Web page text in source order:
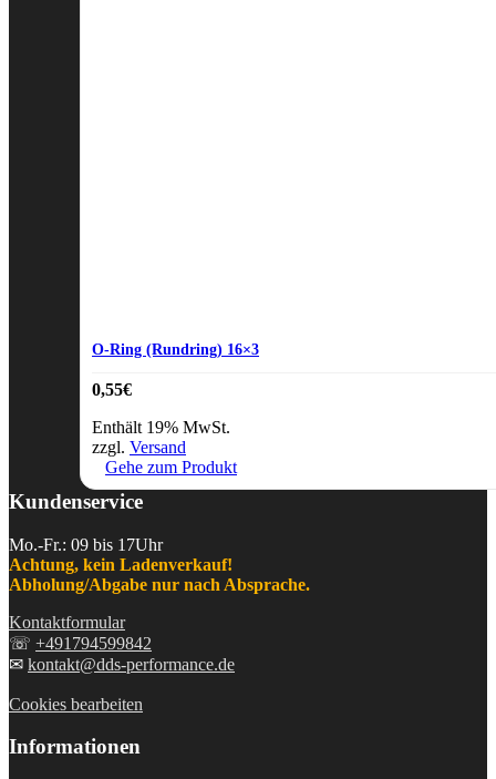
O-Ring (Rundring) 16×3
0,55€
Enthält 19% MwSt.
zzgl. Versand
Gehe zum Produkt
Kundenservice
Mo.-Fr.: 09 bis 17Uhr
Achtung, kein Ladenverkauf!
Abholung/Abgabe nur nach Absprache.
Kontaktformular
☏ +491794599842
✉ kontakt@dds-performance.de
Cookies bearbeiten
Informationen